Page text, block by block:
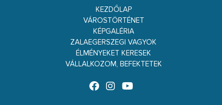
KEZDŐLAP
VÁROSTÖRTÉNET
KÉPGALÉRIA
ZALAEGERSZEGI VAGYOK
ÉLMÉNYEKET KERESEK
VÁLLALKOZOM, BEFEKTETEK